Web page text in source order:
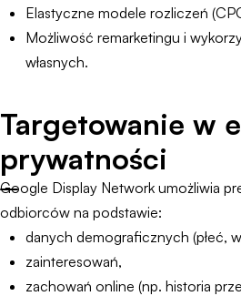
Elastyczne modele rozliczeń
Możliwość remarketingu i
własnych.
Targetowanie w
prywatności
Google Display Network umożliwia
odbiorców na podstawie:
danych demograficznych (płeć,
zainteresowań,
zachowań online (np. historia